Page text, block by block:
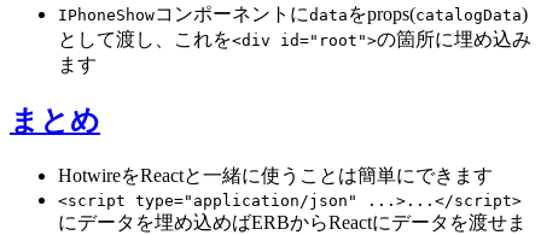
IPhoneShowコンポーネントにdata をprops(catalogData)
として渡し、これを<div id="root">の箇所に埋め込み
ます
まとめ
HotwireをReactと一緒に使うことは簡単にできます
<script type="application/json" ...>...</script>
にデータを埋め込めばERBからReactにデータを渡せま